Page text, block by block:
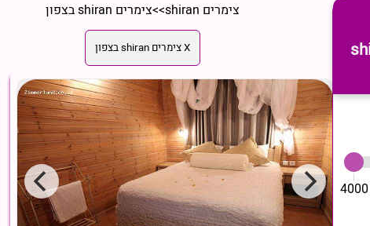
4000
צימרים shiran
>>צימרים shiran בצפון
X צימרים shiran בצפון